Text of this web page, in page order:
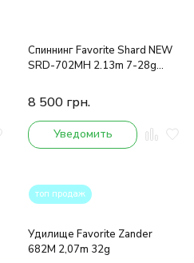
Спиннинг Favorite Shard NEW
SRD-702MH 2.13m 7-28g
8 500 грн.
Уведомить
топ продаж
Удилище Favorite Zander
682M 2,07m 32g